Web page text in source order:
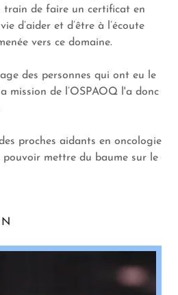
train de faire un certificat en
d’aider et d’être à l’écoute
vers ce domaine.
des personnes qui ont eu le
mission de l’OSPAOQ l'a donc
proches aidants en oncologie
pouvoir mettre du baume sur le